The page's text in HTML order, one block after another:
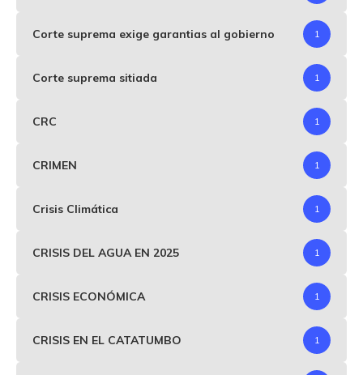
Corte suprema exige garantias al gobierno 1
Corte suprema sitiada 1
CRC 1
CRIMEN 1
Crisis Climática 1
CRISIS DEL AGUA EN 2025 1
CRISIS ECONÓMICA 1
CRISIS EN EL CATATUMBO 1